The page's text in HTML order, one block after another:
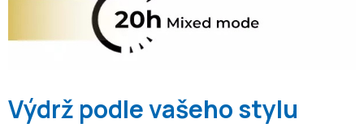
Výdrž podle vašeho stylu